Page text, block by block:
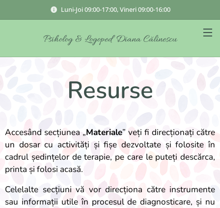
Luni-Joi 09:00-17:00, Vineri 09:00-16:00
Psiholog & Logoped Diana Călinescu
Resurse
Accesând secțiunea „Materiale” veți fi direcționați către
un dosar cu activități și fișe dezvoltate și folosite în
cadrul ședințelor de terapie, pe care le puteți descărca,
printa și folosi acasă.
Celelalte secțiuni vă vor direcționa către instrumente
sau informații utile în procesul de diagnosticare, și nu